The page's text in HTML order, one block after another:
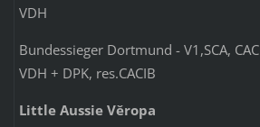
VDH
Bundessieger Dortmund - V1,SCA, CAC
VDH + DPK, res.CACIB
Little Aussie Věropa